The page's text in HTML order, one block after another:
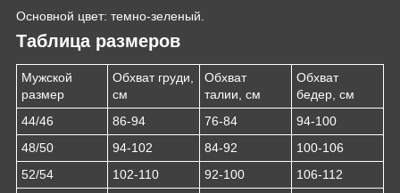
Основной цвет: темно-зеленый.
Таблица размеров
Мужской
размер
Обхват груди,
см
Обхват
талии, см
Обхват
бедер, см
44/46
86-94 76-84
94-100
48/50
94-102 84-92
100-106
52/54
102-110 92-100
106-112